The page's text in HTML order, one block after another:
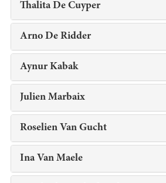
Thalita De Cuyper
Arno De Ridder
Aynur Kabak
Julien Marbaix
Roselien Van Gucht
Ina Van Maele